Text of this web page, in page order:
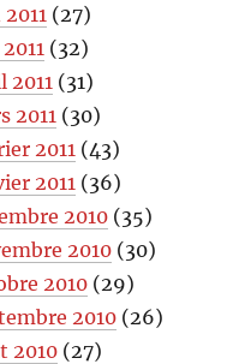
(27)
(32)
2011 (31)
2011 (30)
2011 (43)
2011 (36)
2010 (35)
2010 (30)
2010 (29)
2010 (26)
2010 (27)